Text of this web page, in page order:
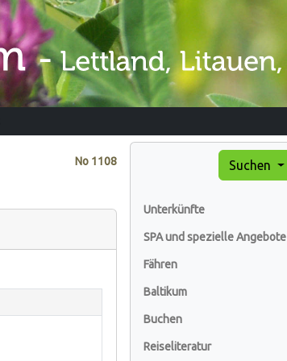
No 1108 Suchen
Unterkünfte
SPA und spezielle Angebote
Fähren
Baltikum
Buchen
Reiseliteratur